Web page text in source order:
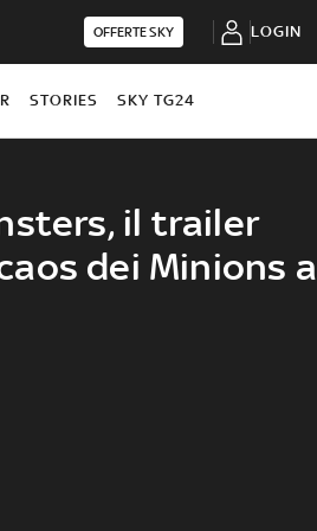
OFFERTE SKY LOGIN
STORIES SKY TG24
il trailer
dei Minions a